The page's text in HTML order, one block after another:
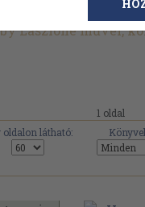
Lászlóné művei,
1 oldal
oldalon látható: